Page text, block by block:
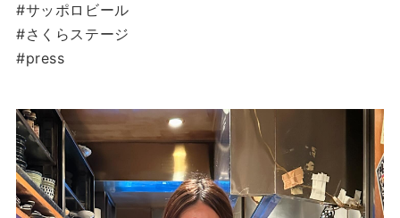
#サッポロビール
#さくらステージ
#press